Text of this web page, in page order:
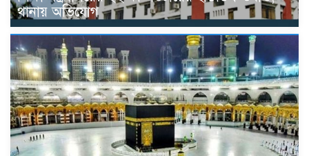
থানায় অভিযোগ